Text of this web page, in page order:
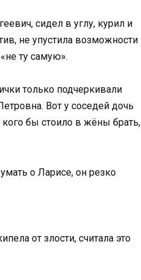
сидел в углу, курил и
не упустила возможности
ту самую».
только подчеркивали
Вот у соседей дочь
кого бы стоило в жёны брать,
о Ларисе, он резко
от злости, считала это